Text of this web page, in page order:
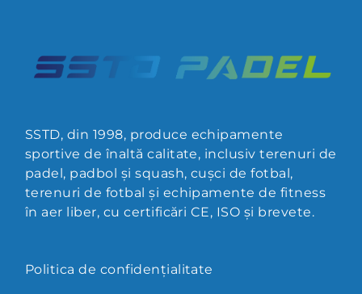
SSTD, din 1998, produce echipamente
sportive de înaltă calitate, inclusiv terenuri de
padel, padbol și squash, cușci de fotbal,
terenuri de fotbal și echipamente de fitness
în aer liber, cu certificări CE, ISO și brevete.
Politica de confidențialitate